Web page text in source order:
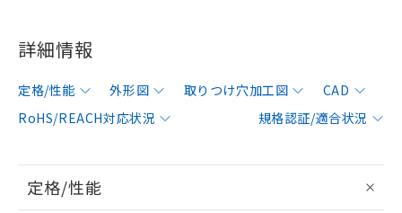
詳細情報
定格/性能 外形図 取りつけ穴加工図
CAD
RoHS/REACH対応状況
規格認証/適合状況
定格/性能